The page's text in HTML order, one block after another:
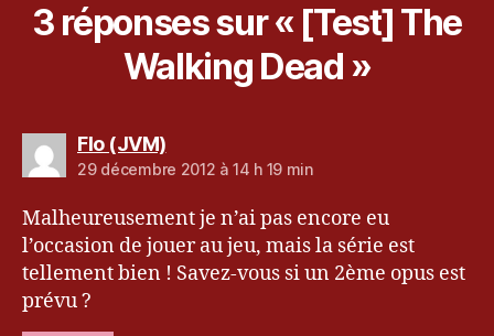
3 réponses sur « [Test] The
Walking Dead »
Flo (JVM)dit :
29 décembre 2012 à 14 h 19 min
Malheureusement je n’ai pas encore eu
l’occasion de jouer au jeu, mais la série est
tellement bien ! Savez-vous si un 2ème opus est
prévu ?